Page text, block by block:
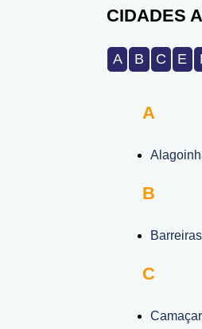
CIDADES
A B C E
A
B
C